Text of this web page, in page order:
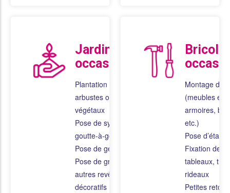
Jardinage
occasionnel
Plantation de fleurs,
arbustes ou
végétaux
Pose de système de
goutte-à-goutte
Pose de géotextile
Pose de gravier ou
autres revêtements
décoratifs
Montage de
(meubles en
armoires,
etc.)
Pose
Fixation de
tableaux,
rideaux
Petites